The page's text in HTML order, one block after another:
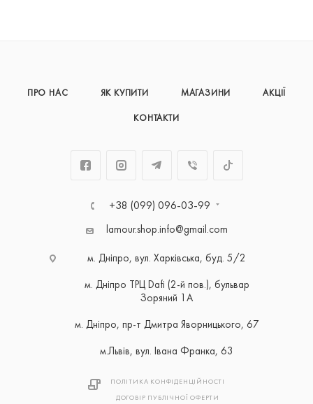
ПРО НАС ЯК КУПИТИ МАГАЗИНИ АКЦІЇ
КОНТАКТИ
+38 (099) 096-03-99
lamour.shop.info@gmail.com
м. Дніпро, вул. Харківська, буд. 5/2
м. Дніпро ТРЦ Dafi (2-й пов.), бульвар
Зоряний 1А
м. Дніпро, пр-т Дмитра Яворницького, 67
м.Львів, вул. Івана Франка, 63
ПОЛІТИКА КОНФІДЕНЦІЙНОСТІ
ДОГОВІР ПУБЛІЧНОЇ ОФЕРТИ